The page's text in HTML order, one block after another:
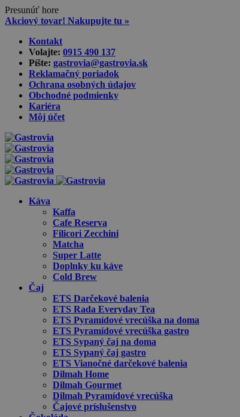
Presunúť hore
Akciový tovar! Nakupujte tu »
content
Kontakt
Volajte: 0915 490 137‬
Píšte: gastrovia@gastrovia.sk‬
Reklamačný poriadok
Ochrana osobných údajov
Obchodné podmienky
Kariéra
Môj účet
Káva
Kaffa
Cafe Reserva
Filicori Zecchini
Matcha
Super Latte
Doplnky ku káve
Cold Brew
Čaj
ETS Darčekové balenia
ETS Rada Everyday Tea
ETS Pyramídové vrecúška na doma
ETS Pyramídové vrecúška gastro
ETS Sypaný čaj na doma
ETS Sypaný čaj gastro
ETS Vianočné darčekové balenia
Dilmah Home
Dilmah Gourmet
Dilmah Pyramídové vrecúška
Čajové príslušenstvo